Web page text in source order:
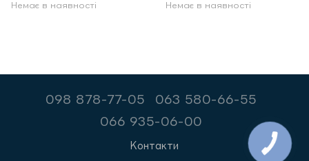
Немає в наявності Немає в наявності
098 878-77-05
063 580-66-55
066 935-06-00
Контакти